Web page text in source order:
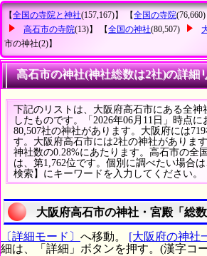
【全国の寺院と神社(157,167)】 【全国の寺院(76,660)
高石市の寺院(13)】 【全国の神社(80,507)
市の神社(2)】
高石市の神社(神社総数は2社)の詳細
下記のリストは、大阪府高石市にある全神
したものです。「2026年06月11日」時点
80,507社の神社があります。大阪府には
す。大阪府高石市には2社の神社がありま
神社数の0.28%にあたります。高石市の全
は、第1,762位です。個別に調べたい場合
検索】にキーワードを入力してください。
大阪府高石市の神社・宮殿「総
〔詳細モード〕 へ移動。 [大阪府の神社
細は、「詳細」ボタンを押す。(漢字コ